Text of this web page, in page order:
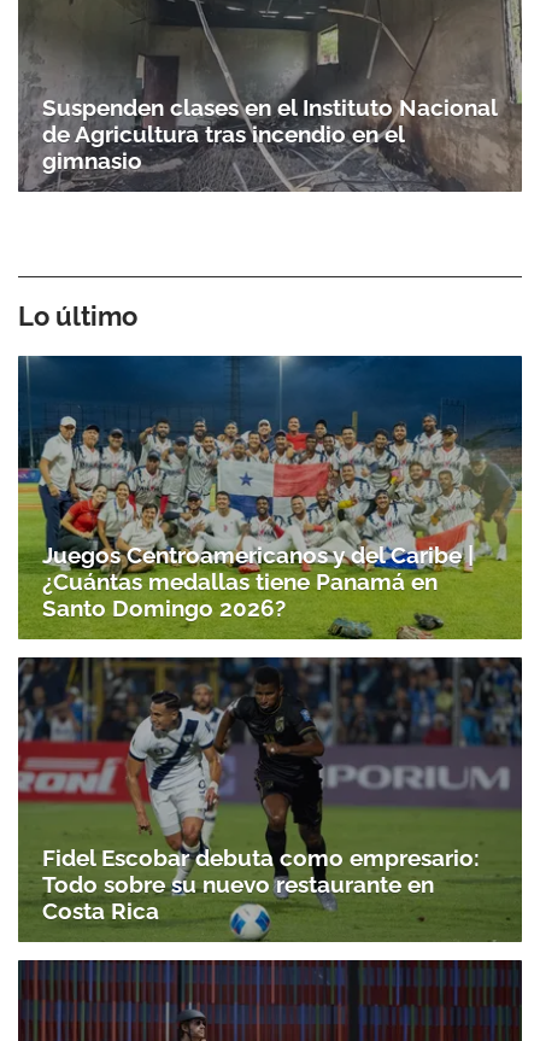
Suspenden clases en el Instituto Nacional
de Agricultura tras incendio en el
gimnasio
Lo último
Juegos Centroamericanos y del Caribe |
¿Cuántas medallas tiene Panamá en
Santo Domingo 2026?
Fidel Escobar debuta como empresario:
Todo sobre su nuevo restaurante en
Costa Rica